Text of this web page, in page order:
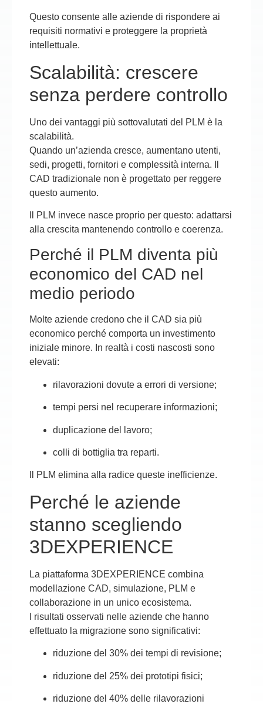
Questo consente alle aziende di rispondere ai
requisiti normativi e proteggere la proprietà
intellettuale.
Scalabilità: crescere
senza perdere controllo
Uno dei vantaggi più sottovalutati del PLM è la
scalabilità.
Quando un’azienda cresce, aumentano utenti,
sedi, progetti, fornitori e complessità interna. Il
CAD tradizionale non è progettato per reggere
questo aumento.
Il PLM invece nasce proprio per questo: adattarsi
alla crescita mantenendo controllo e coerenza.
Perché il PLM diventa più
economico del CAD nel
medio periodo
Molte aziende credono che il CAD sia più
economico perché comporta un investimento
iniziale minore. In realtà i costi nascosti sono
elevati:
rilavorazioni dovute a errori di versione;
tempi persi nel recuperare informazioni;
duplicazione del lavoro;
colli di bottiglia tra reparti.
Il PLM elimina alla radice queste inefficienze.
Perché le aziende
stanno scegliendo
3DEXPERIENCE
La piattaforma 3DEXPERIENCE combina
modellazione CAD, simulazione, PLM e
collaborazione in un unico ecosistema.
I risultati osservati nelle aziende che hanno
effettuato la migrazione sono significativi:
riduzione del 30% dei tempi di revisione;
riduzione del 25% dei prototipi fisici;
riduzione del 40% delle rilavorazioni